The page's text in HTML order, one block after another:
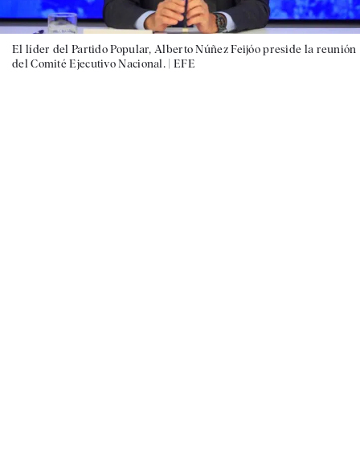
El líder del Partido Popular, Alberto Núñez Feijóo preside la reunión
del Comité Ejecutivo Nacional. | EFE